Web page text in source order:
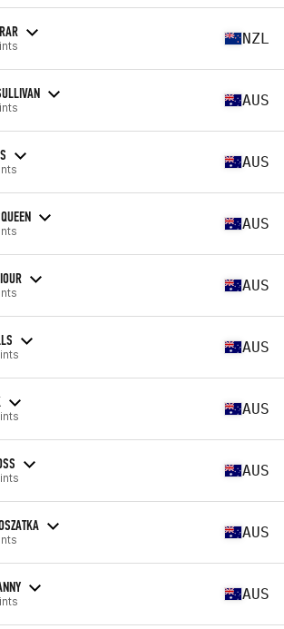
NZL
AUS
AUS
AUS
AUS
AUS
AUS
AUS
AUS
AUS